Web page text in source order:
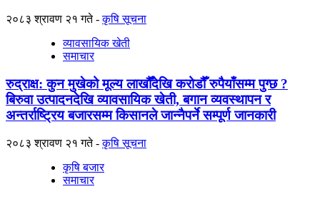
२०८३ श्रावण २१ गते
कृषि सूचना
व्यावसायिक खेती
समाचार
रुद्राक्ष: कुन मुखेको मूल्य लाखौँदेखि करोडौँ रुपैयाँसम्म पुग्छ ?
बिरुवा उत्पादनदेखि व्यावसायिक खेती, बगान व्यवस्थापन र
अन्तर्राष्ट्रिय बजारसम्म किसानले जान्नैपर्ने सम्पूर्ण जानकारी
२०८३ श्रावण २१ गते
कृषि सूचना
कृषि बजार
समाचार